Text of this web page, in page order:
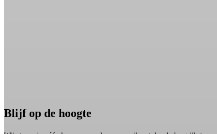
Blijf op de hoogte